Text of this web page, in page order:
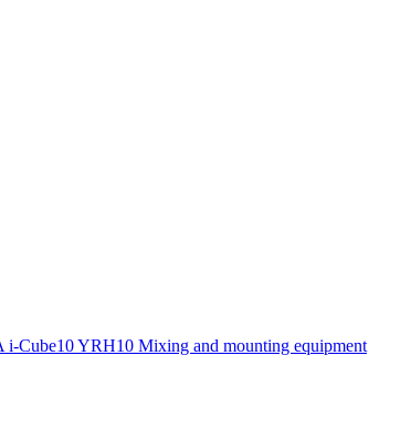
Cube10 YRH10 Mixing and mounting equipment